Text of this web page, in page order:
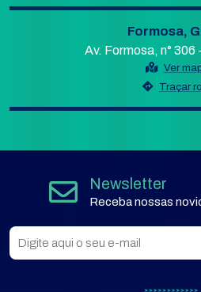
Formosa,
Av. Formosa, n° 306
Ver
Traçar
Newsletter
Receba nossas